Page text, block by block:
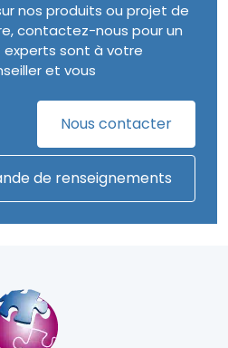
nos produits ou projet de
contactez-nous pour un
experts sont à votre
et vous
Nous contacter
de renseignements